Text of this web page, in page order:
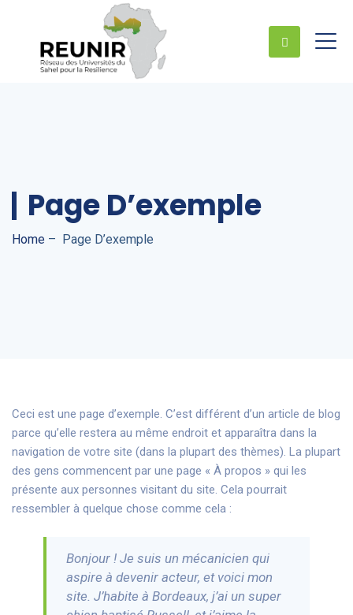
Page D’exemple
Home – Page D’exemple
Ceci est une page d’exemple. C’est différent d’un article de blog
parce qu’elle restera au même endroit et apparaîtra dans la
navigation de votre site (dans la plupart des thèmes). La plupart
des gens commencent par une page « À propos » qui les
présente aux personnes visitant du site. Cela pourrait
ressembler à quelque chose comme cela :
Bonjour ! Je suis un mécanicien qui
aspire à devenir acteur, et voici mon
site. J’habite à Bordeaux, j’ai un super